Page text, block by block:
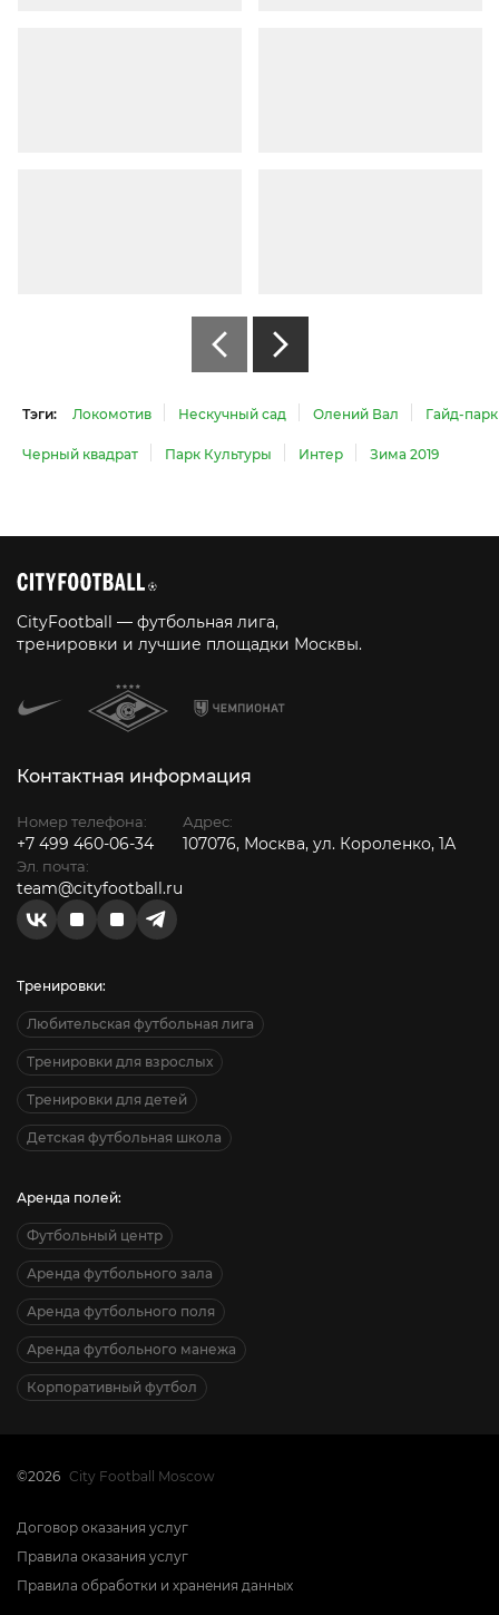
Тэги: Локомотив Нескучный сад Олений Вал Гайд-парк
Черный квадрат Парк Культуры Интер Зима 2019
CityFootball — футбольная лига,
тренировки и лучшие площадки Москвы.
Контактная информация
Номер телефона:
+7 499 460-06-34
Эл. почта:
team@cityfootball.ru
Адрес:
107076, Москва, ул. Короленко, 1А
Тренировки:
Любительская футбольная лига
Тренировки для взрослых
Тренировки для детей
Детская футбольная школа
Аренда полей:
Футбольный центр
Аренда футбольного зала
Аренда футбольного поля
Аренда футбольного манежа
Корпоративный футбол
©2026 City Football Moscow
Договор оказания услуг
Правила оказания услуг
Правила обработки и хранения данных